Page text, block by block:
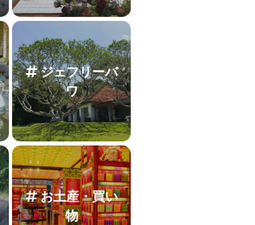
ジェフリーバ
ワ
お土産・買い
物